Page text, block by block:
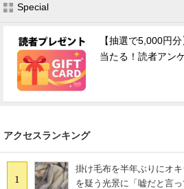
Special
【抽選で5,000円
当たる！読者アン
アクセスランキング
1
掛け毛布を半年ぶりに
を疑う光景に「嘘だと言